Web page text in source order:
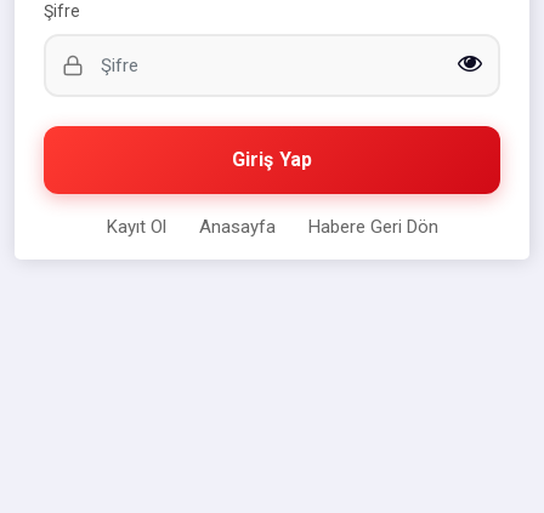
Şifre
Giriş Yap
Kayıt Ol Anasayfa Habere Geri Dön